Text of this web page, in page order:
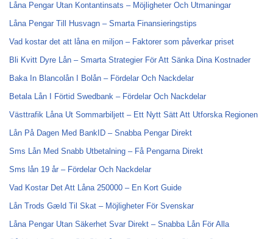
Låna Pengar Utan Kontantinsats – Möjligheter Och Utmaningar
Låna Pengar Till Husvagn – Smarta Finansieringstips
Vad kostar det att låna en miljon – Faktorer som påverkar priset
Bli Kvitt Dyre Lån – Smarta Strategier För Att Sänka Dina Kostnader
Baka In Blancolån I Bolån – Fördelar Och Nackdelar
Betala Lån I Förtid Swedbank – Fördelar Och Nackdelar
Västtrafik Låna Ut Sommarbiljett – Ett Nytt Sätt Att Utforska Regionen
Lån På Dagen Med BankID – Snabba Pengar Direkt
Sms Lån Med Snabb Utbetalning – Få Pengarna Direkt
Sms lån 19 år – Fördelar Och Nackdelar
Vad Kostar Det Att Låna 250000 – En Kort Guide
Lån Trods Gæld Til Skat – Möjligheter För Svenskar
Låna Pengar Utan Säkerhet Svar Direkt – Snabba Lån För Alla